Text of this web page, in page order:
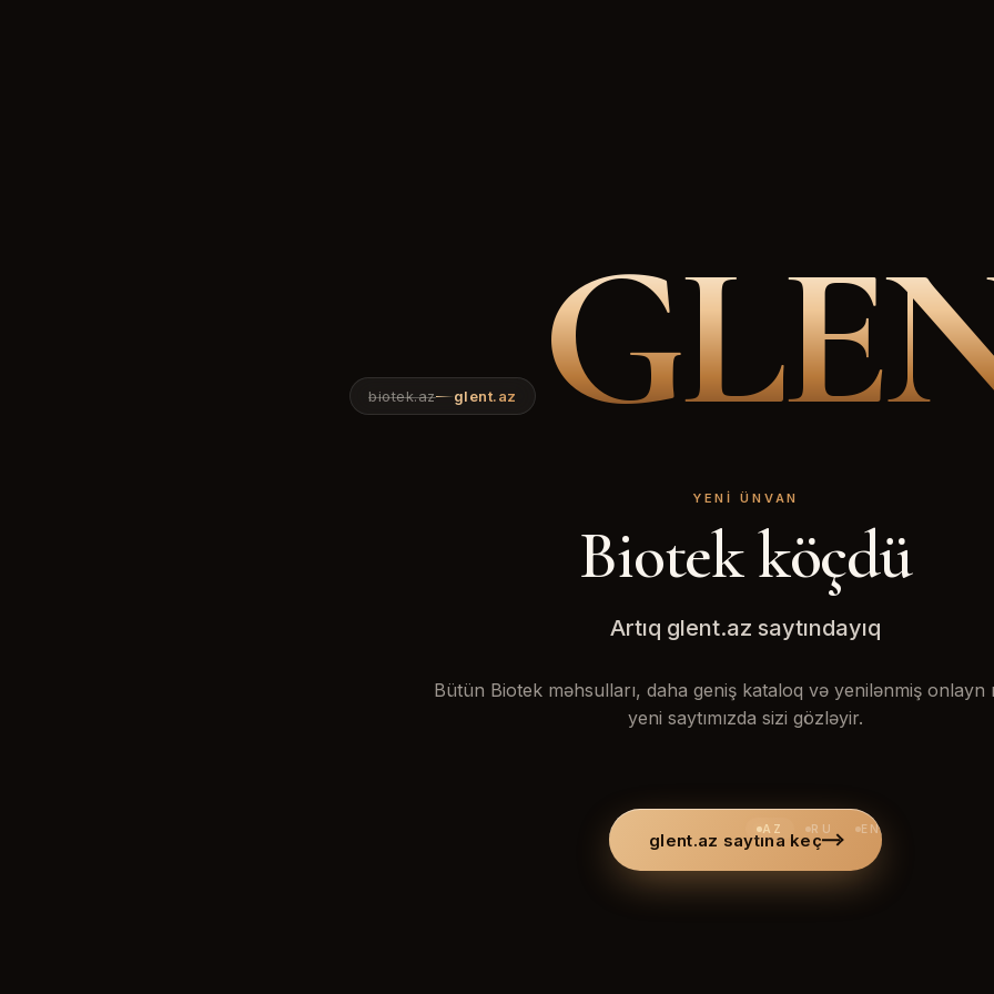
biotek.az glent.az
YENI ÜNVAN
Biotek köçdü
Artıq glent.az saytındayıq
Bütün Biotek məhsulları, daha geniş kataloq və yenilənmiş onlayn
yeni saytımızda sizi gözləyir.
glent.az saytına keç
AZ RU EN